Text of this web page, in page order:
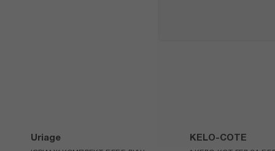
Uriage KELO-COTE